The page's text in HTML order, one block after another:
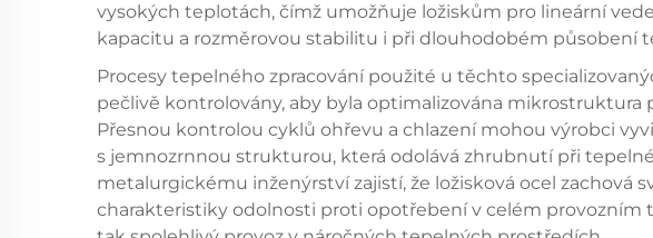
vysokých teplotách, čímž umožňuje ložiskům pro lineární
kapacitu a rozměrovou stabilitu i při dlouhodobém působení
Procesy tepelného zpracování použité u těchto
pečlivě kontrolovány, aby byla optimalizována mikrostruktura
Přesnou kontrolou cyklů ohřevu a chlazení mohou výrobci
s jemnozrnnou strukturou, která odolává zhrubnutí při
metalurgickému inženýrství zajistí, že ložisková ocel zachová
charakteristiky odolnosti proti opotřebení v celém provozním